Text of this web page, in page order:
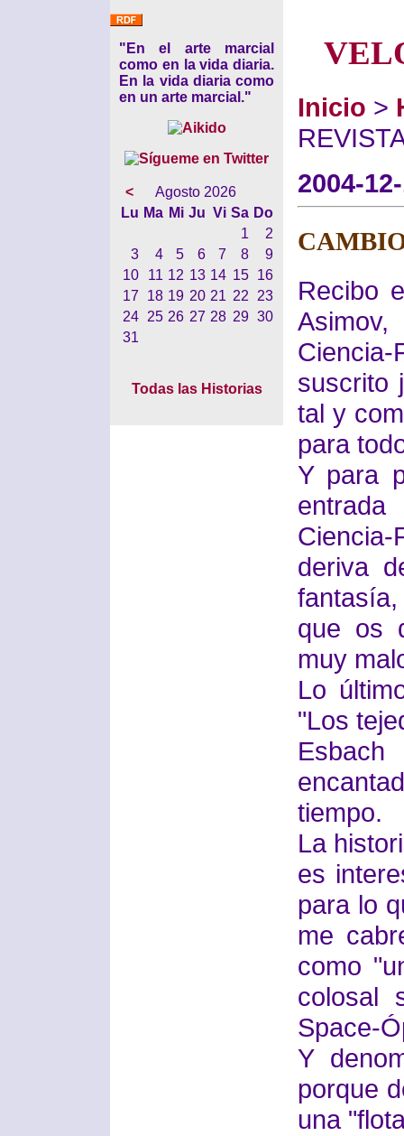
"En el arte marcial
como en la vida diaria.
En la vida diaria como
en un arte marcial."
<
Agosto 2026
Lu Ma Mi Ju Vi Sa Do
1
2
3
4 5 6 7 8
9
10
11 12 13 14 15
16
17
18 19 20 21 22
23
24
25 26 27 28 29 30
31
Todas las Historias
Inicio >
2004-
Recibo
suscrito
tal y
para
Y para
deriva
que os
muy
Lo
"Los
tiempo.
La
es
para lo
me
como
colosal
Space-
Y
porque
una